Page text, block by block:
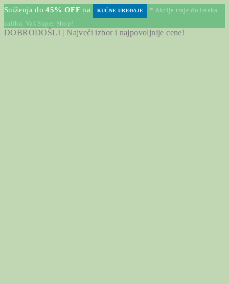
Sniženja do45% OFF na KUĆNE UREĐAJE
* Akcija traje do isteka
zaliha. Vaš Super Shop!
DOBRODOŠLI | Najveći izbor i najpovoljnije cene!